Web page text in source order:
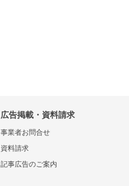
広告掲載・資料請求
事業者お問合せ
資料請求
記事広告のご案内